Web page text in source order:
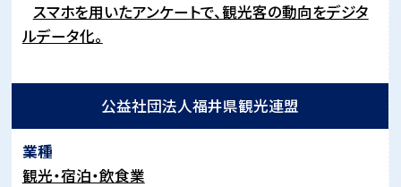
スマホを用いたアンケートで、観光客の動向をデジタ
ルデータ化。
公益社団法人福井県観光連盟
観光・宿泊・飲食業